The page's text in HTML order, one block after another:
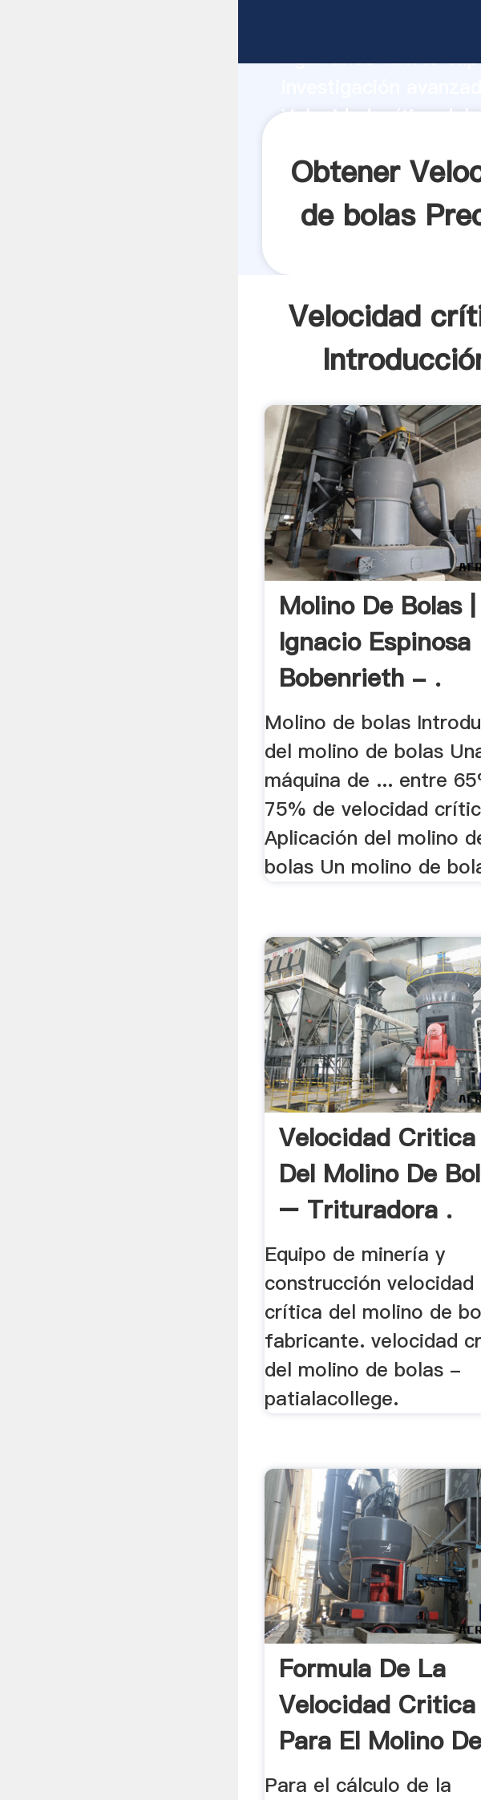
Agarrando fuerte
Velocidad crítica del
Obtener
de bolas
Velocidad
Molino De Bolas |
Ignacio Espinosa
Bobenrieth - .
Molino de bolas
del molino de bolas
máquina de ... entre
75% de velocidad
Aplicación del molino
bolas Un molino de
Velocidad Critica
Del Molino De
– Trituradora .
Equipo de minería y
construcción velocidad
crítica del molino de
fabricante. velocidad
del molino de bolas -
patialacollege.
Formula De La
Velocidad Critica
Para El Molino
Para el cálculo de la